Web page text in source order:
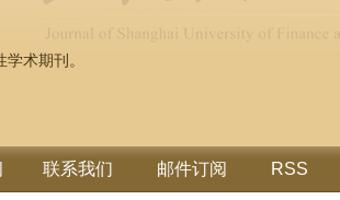
术期刊。
联系我们 邮件订阅 RSS